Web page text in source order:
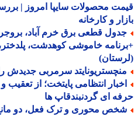
محصولات سایپا امروز | بررسی
و کارخانه
خاموشی کوهدشت، پلدختر،
سرمربی جدیدش را
انتظامی پایتخت؛ از تعقیب و
ای گردنبندقاپ ها
محوری و ترک فعل، دو مانع